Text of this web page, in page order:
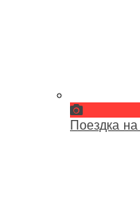
Поездка